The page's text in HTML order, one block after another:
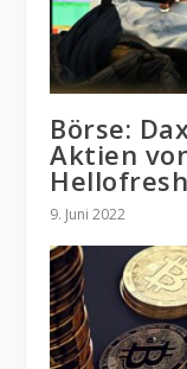
Börse:
Aktien
9. Juni 2022